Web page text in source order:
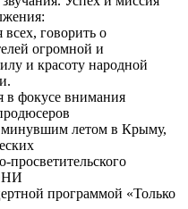
всех, говорить о
огромной и
и красоту народной
фокусе внимания
минувшим летом в Крыму,
программой «Только